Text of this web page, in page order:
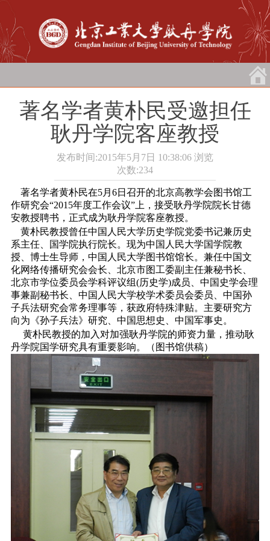
著名学者黄朴民受邀担任
耿丹学院客座教授
发布时间:2015年5月7日 10:38:06 浏览
次数:234
著名学者黄朴民在5月6日召开的北京高教学会图书馆工
作研究会“2015年度工作会议”上，接受耿丹学院院长甘德
安教授聘书，正式成为耿丹学院客座教授。
黄朴民教授曾任中国人民大学历史学院党委书记兼历史
系主任、国学院执行院长。现为中国人民大学国学院教
授、博士生导师，中国人民大学图书馆馆长。兼任中国文
化网络传播研究会会长、北京市图工委副主任兼秘书长、
北京市学位委员会学科评议组(历史学)成员、中国史学会理
事兼副秘书长、中国人民大学校学术委员会委员、中国孙
子兵法研究会常务理事等，获政府特殊津贴。主要研究方
向为《孙子兵法》研究、中国思想史、中国军事史。
黄朴民教授的加入对加强耿丹学院的师资力量，推动耿
丹学院国学研究具有重要影响。（图书馆供稿）